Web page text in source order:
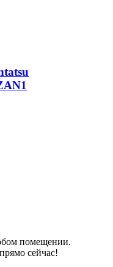
помещении.
сейчас!